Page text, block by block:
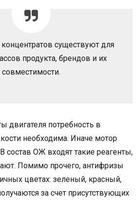
существуют для
продукта, брендов и их
совместимости.
двигателя потребность в
необходима. Иначе мотор
состав ОЖ входят такие реагенты,
Помимо прочего, антифризы
цветах: зеленый, красный,
за счет присутствующих